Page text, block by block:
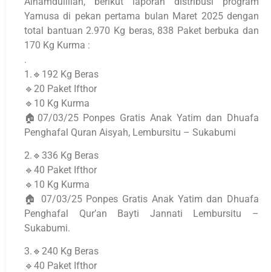
Yamusa di pekan pertama bulan Maret 2025 dengan
total bantuan 2.970 Kg beras, 838 Paket berbuka dan
170 Kg Kurma :
.
1.🔹192 Kg Beras
🔹20 Paket Ifthor
🔹10 Kg Kurma
🏠07/03/25 Ponpes Gratis Anak Yatim dan Dhuafa
Penghafal Quran Aisyah, Lembursitu – Sukabumi
2.🔹336 Kg Beras
🔹40 Paket Ifthor
🔹10 Kg Kurma
🏠 07/03/25 Ponpes Gratis Anak Yatim dan Dhuafa
Penghafal Qur’an Bayti Jannati Lembursitu –
Sukabumi.
3.🔹240 Kg Beras
🔹40 Paket Ifthor